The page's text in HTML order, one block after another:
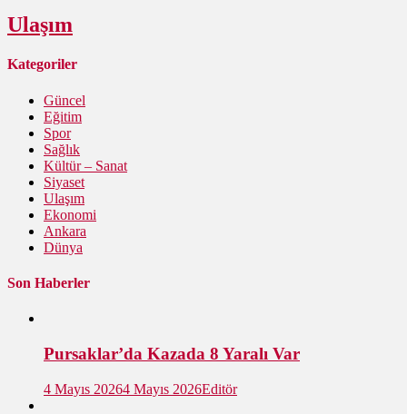
Ulaşım
Kategoriler
Güncel
Eğitim
Spor
Sağlık
Kültür – Sanat
Siyaset
Ulaşım
Ekonomi
Ankara
Dünya
Son Haberler
Pursaklar’da Kazada 8 Yaralı Var
4 Mayıs 20264 Mayıs 2026Editör